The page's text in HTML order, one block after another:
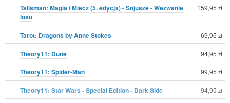
Talisman: Magia i Miecz (5. edycja) - Sojusze - Wezwanie
losu
159,95 zł
Tarot: Dragons by Anne Stokes 69,95 zł
Theory11: Dune 94,95 zł
Theory11: Spider-Man 99,95 zł
Theory11: Star Wars - Special Edition - Dark Side 94,95 zł